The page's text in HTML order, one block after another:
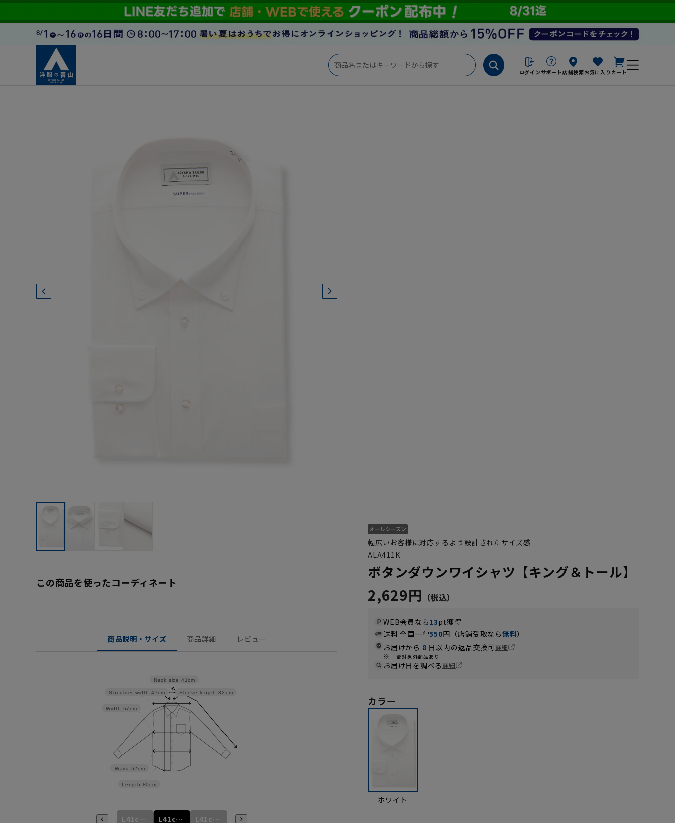
ログイン サポート店舗検索お気に入り カート
この商品を使ったコーディネート
商品説明・サイズ 商品詳細 レビュー
Sleeve length 82cm
Neck size 41cm
Length 80cm
Waist 52cm
Width 57cm
Shoulder width 47cm
L41cm/78cm L41cm/80cm L41cm/82cm L41cm/84cm
幅広いお客様に対応するよう設計されたサイズ感
ALA411K
ボタンダウンワイシャツ【キング＆トール】
2,629円
WEB会員なら13pt獲得
送料 全国一律550円（店舗受取なら無料）
お届けから 8 日以内の返品交換可詳細
一部対象外商品あり
お届け日を調べる詳細
カラー
ホワイト